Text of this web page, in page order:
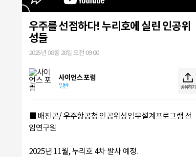
우주를 선점하다! 누리호에 실린 인공위
성들
2025년 08월 20일 오전 09:00
사이언스 포럼
일반 공유하기
■ 배진곤/ 우주항공청 인공위성임무설계프로그램 선
임연구원
2025년 11월, 누리호 4차 발사 예정.